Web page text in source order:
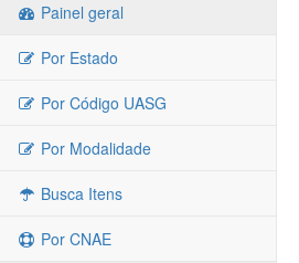
Painel geral
Por Estado
Por Código UASG
Por Modalidade
Busca Itens
Por CNAE